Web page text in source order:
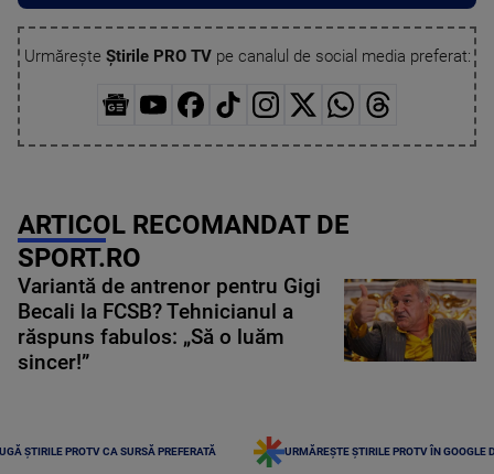
Urmărește Știrile PRO TVpe canalul de social media preferat:
ARTICOL RECOMANDAT DE
SPORT.RO
Variantă de antrenor pentru Gigi
Becali la FCSB? Tehnicianul a
răspuns fabulos: „Să o luăm
sincer!”
ȘTIRILE PROTV CA SURSĂ PREFERATĂ URMĂREȘTE ȘTIRILE PROTV ÎN GOOGLE